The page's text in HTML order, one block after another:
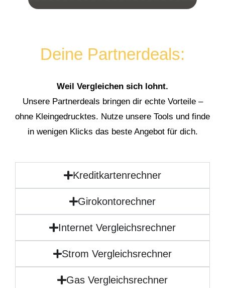
Deine Partnerdeals:
Weil Vergleichen sich lohnt.
Unsere Partnerdeals bringen dir echte Vorteile –
ohne Kleingedrucktes. Nutze unsere Tools und finde
in wenigen Klicks das beste Angebot für dich.
Kreditkartenrechner
Girokontorechner
Internet Vergleichsrechner
Strom Vergleichsrechner
Gas Vergleichsrechner